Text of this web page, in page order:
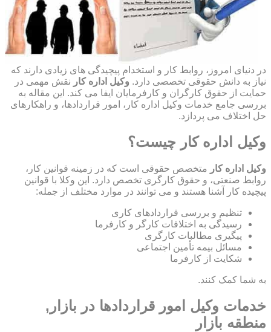
در دنیای امروز، روابط کار و استخدام پیچیدگی های زیادی دارند که
نیاز به دانش حقوقی تخصصی دارد. وکیل اداره کار نقش مهمی در
حمایت از حقوق کارگران و کارفرمایان ایفا می کند. این مقاله به
بررسی جامع خدمات وکیل اداره کار، امور قراردادها، و راهکارهای
حل اختلاف می پردازد.
وکیل اداره کار چیست؟
وکیل اداره کار متخصص حقوقی است که در زمینه قوانین کار،
روابط صنعتی، و حقوق کارگری تخصص دارد. این وکلا با قوانین
پیچیده کار آشنا هستند و می توانند در موارد مختلف از جمله:
تنظیم و بررسی قراردادهای کاری
رسیدگی به اختلافات کارگر و کارفرما
پیگیری مطالبات کارگری
مسائل بیمه تأمین اجتماعی
شکایت از کارفرما
به شما کمک کنند.
خدمات وکیل امور قراردادها در بازار,
منطقه بازار